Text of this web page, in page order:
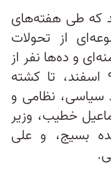
که طی هفته‌های
از تحولات
و ده‌ها نفر از
فرماندهان نظامی ارشد در تاریخ ۹ اسفند، تا کشته
سیاسی، نظامی و
اسماعیل خطیب، وزیر
بسیج، و علی